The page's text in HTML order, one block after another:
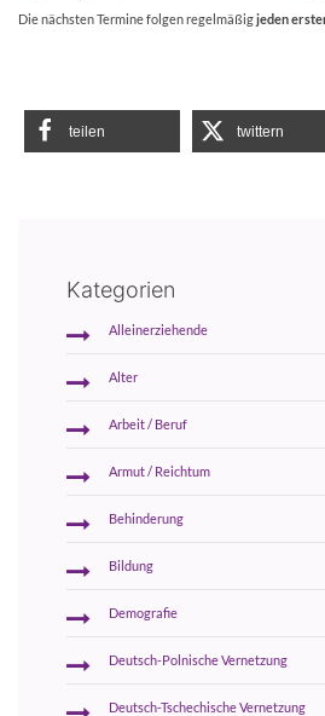
Die nächsten Termine folgen regelmäßigjeden
teilen twittern
Kategorien
Alleinerziehende
Alter
Arbeit / Beruf
Armut / Reichtum
Behinderung
Bildung
Demografie
Deutsch-Polnische Vernetzung
Deutsch-Tschechische Vernetzung